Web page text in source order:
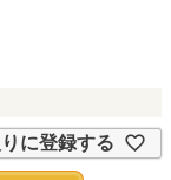
に登録する